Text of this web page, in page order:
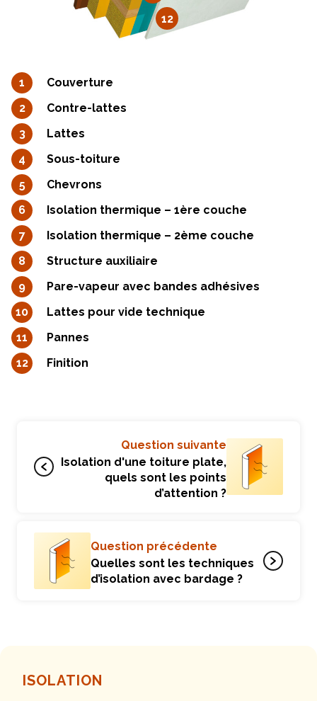
12
Couverture
Contre-lattes
Lattes
Sous-toiture
Chevrons
Isolation thermique – 1ère couche
Isolation thermique – 2ème couche
Structure auxiliaire
Pare-vapeur avec bandes adhésives
Lattes pour vide technique
Pannes
Finition
Question suivante
Isolation d'une toiture plate,
quels sont les points
d’attention ?
Question précédente
Quelles sont les techniques
d’isolation avec bardage ?
ISOLATION